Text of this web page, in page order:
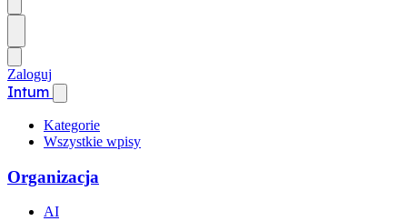
Zaloguj
Intum
Kategorie
Wszystkie wpisy
Organizacja
AI